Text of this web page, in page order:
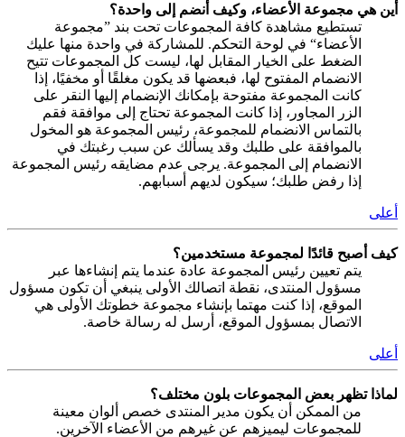
أين هي مجموعة الأعضاء، وكيف أنضم إلى واحدة؟
تستطيع مشاهدة كافة المجموعات تحت بند ”مجموعة
الأعضاء“ في لوحة التحكم. للمشاركة في واحدة منها عليك
الضغط على الخيار المقابل لها، ليست كل المجموعات تتيح
الانضمام المفتوح لها، فبعضها قد يكون مغلقًا أو مخفيًا، إذا
كانت المجموعة مفتوحة بإمكانك الإنضمام إليها النقر على
الزر المجاور، إذا كانت المجموعة تحتاج إلى موافقة فقم
بالتماس الانضمام للمجموعة، رئيس المجموعة هو المخول
بالموافقة على طلبك وقد يسألك عن سبب رغبتك في
الانضمام إلى المجموعة. يرجى عدم مضايقه رئيس المجموعة
إذا رفض طلبك؛ سيكون لديهم أسبابهم.
أعلى
كيف أصبح قائدًا لمجموعة مستخدمين؟
يتم تعيين رئيس المجموعة عادة عندما يتم إنشاءها عبر
مسؤول المنتدى، نقطة اتصالك الأولى ينبغي أن تكون مسؤول
الموقع، إذا كنت مهتما بإنشاء مجموعة خطوتك الأولى هي
الاتصال بمسؤول الموقع، أرسل له رسالة خاصة.
أعلى
لماذا تظهر بعض المجموعات بلون مختلف؟
من الممكن أن يكون مدير المنتدى خصص ألوان معينة
للمجموعات ليميزهم عن غيرهم من الأعضاء الآخرين.